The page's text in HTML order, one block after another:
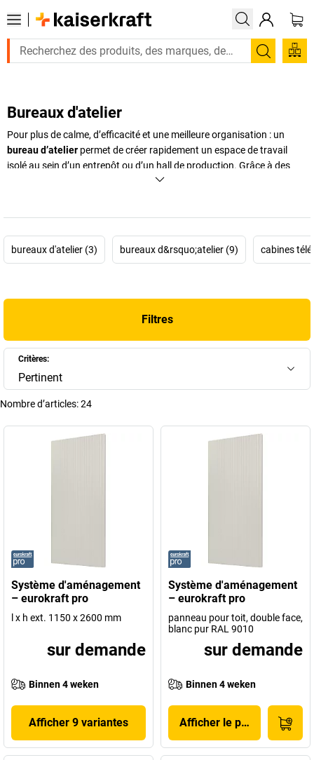
Bureaux d'atelier
Pour plus de calme, d’efficacité et une meilleure organisation : un
bureau d’atelier permet de créer rapidement un espace de travail
isolé au sein d’un entrepôt ou d’un hall de production. Grâce à des
solutions modulaires, vous pouvez aménager un poste de
temporaire ou permanent, vous bénéficiez d’un espace calme,
chaque installation à vos besoins spécifiques. Découvrez nos
améliorer la communication interne et offrir un cadre professionnel
+Afficher plus
bureaux d'atelier (3) bureaux d&rsquo;atelier (9) cabines
Filtres
Critères:
Pertinent
Nombre d’articles:24
Système d'aménagement
– eurokraft pro
l x h ext. 1150 x 2600 mm
sur demande
Binnen 4 weken
Afficher 9 variantes
Système d'aménagement
– eurokraft pro
panneau pour toit, double face,
blanc pur RAL 9010
sur demande
Binnen 4 weken
Afficher le produit